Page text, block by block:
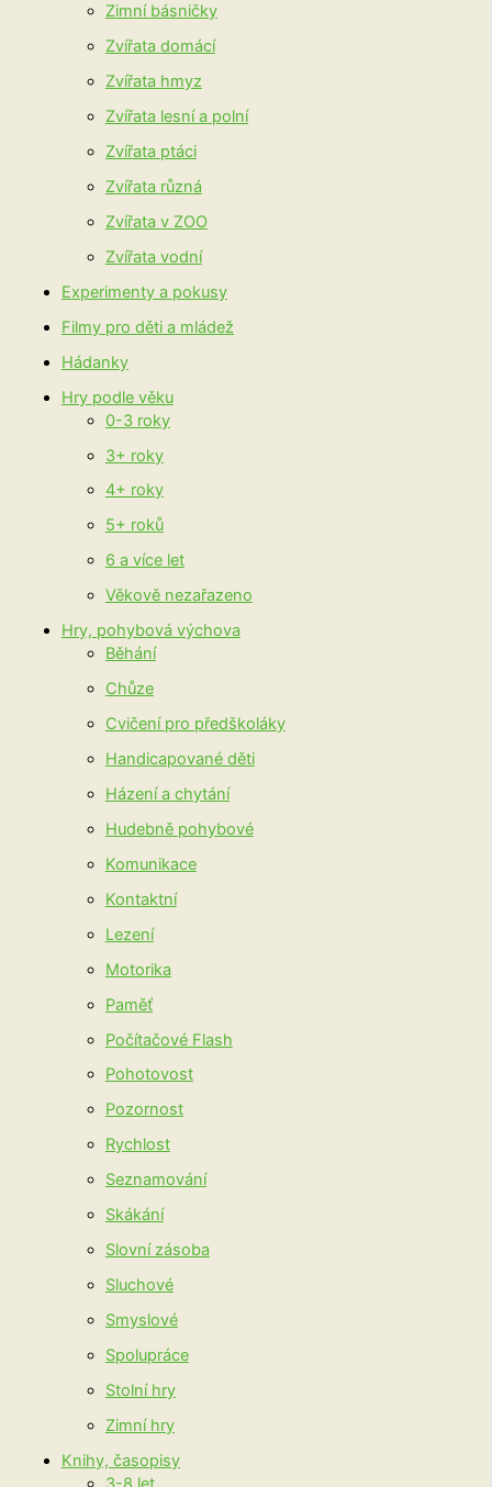
Zimní básničky
Zvířata domácí
Zvířata hmyz
Zvířata lesní a polní
Zvířata ptáci
Zvířata různá
Zvířata v ZOO
Zvířata vodní
Experimenty a pokusy
Filmy pro děti a mládež
Hádanky
Hry podle věku
0-3 roky
3+ roky
4+ roky
5+ roků
6 a více let
Věkově nezařazeno
Hry, pohybová výchova
Běhání
Chůze
Cvičení pro předškoláky
Handicapované děti
Házení a chytání
Hudebně pohybové
Komunikace
Kontaktní
Lezení
Motorika
Paměť
Počítačové Flash
Pohotovost
Pozornost
Rychlost
Seznamování
Skákání
Slovní zásoba
Sluchové
Smyslové
Spolupráce
Stolní hry
Zimní hry
Knihy, časopisy